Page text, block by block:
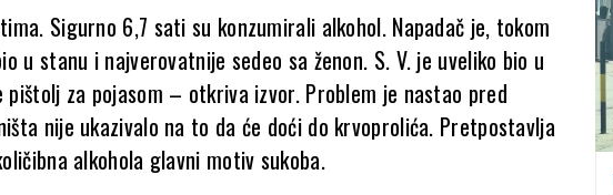
Sigurno 6,7 sati su konzumirali alkohol. Napadač je, tokom
u stanu i najverovatnije sedeo sa ženon. S. V. je uveliko bio u
pištolj za pojasom – otkriva izvor. Problem je nastao pred
nije ukazivalo na to da će doći do krvoprolića. Pretpostavlja
alkohola glavni motiv sukoba.